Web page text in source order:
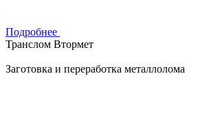
Подробнее
Транслом Втормет
Заготовка и переработка металлолома